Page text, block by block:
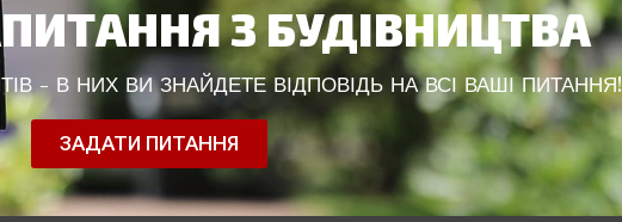
З БУДІВНИЦТВА
- В НИХ ВИ ЗНАЙДЕТЕ ВІДПОВІДЬ НА ВСІ ВАШІ ПИТАННЯ!
ЗАДАТИ ПИТАННЯ